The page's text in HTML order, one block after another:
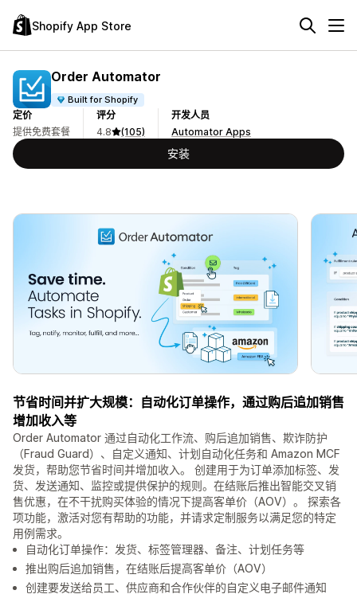
Shopify App Store
Order Automator
Built for Shopify
定价
提供免费套餐
评分
4.8
(105)
开发人员
Automator Apps
安装
节省时间并扩大规模：自动化订单操作，通过购后追加销售
增加收入等
Order Automator 通过自动化工作流、购后追加销售、欺诈防护
（Fraud Guard）、自定义通知、计划自动化任务和 Amazon MCF
发货，帮助您节省时间并增加收入。 创建用于为订单添加标签、发
货、发送通知、监控或提供保护的规则。在结账后推出智能交叉销
售优惠，在不干扰购买体验的情况下提高客单价（AOV）。 探索各
项功能，激活对您有帮助的功能，并请求定制服务以满足您的特定
用例需求。
自动化订单操作：发货、标签管理器、备注、计划任务等
推出购后追加销售，在结账后提高客单价（AOV）
创建要发送给员工、供应商和合作伙伴的自定义电子邮件通知